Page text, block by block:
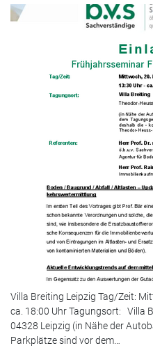
Villa Breiting Leipzig Tag/Zeit:
ca. 18:00 Uhr Tagungsort: Villa
04328 Leipzig (in Nähe der
Parkplätze sind vor dem…